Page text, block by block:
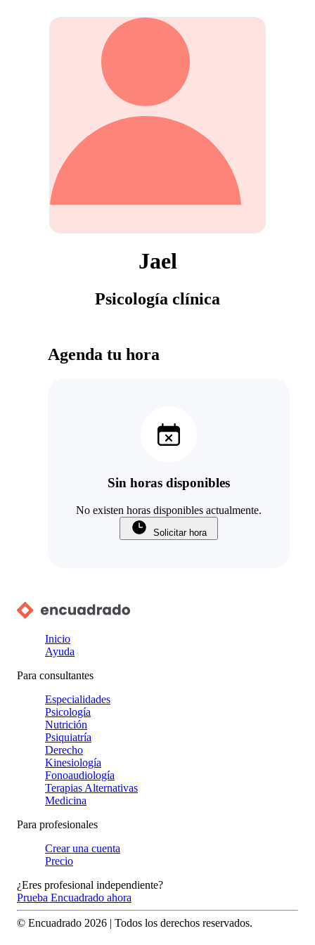
Jael
Psicología clínica
Agenda tu hora
Sin horas disponibles
No existen horas disponibles actualmente.
Solicitar hora
Inicio
Ayuda
Para consultantes
Especialidades
Psicología
Nutrición
Psiquiatría
Derecho
Kinesiología
Fonoaudiología
Terapias Alternativas
Medicina
Para profesionales
Crear una cuenta
Precio
¿Eres profesional independiente?
Prueba Encuadrado ahora
© Encuadrado 2026 | Todos los derechos reservados.